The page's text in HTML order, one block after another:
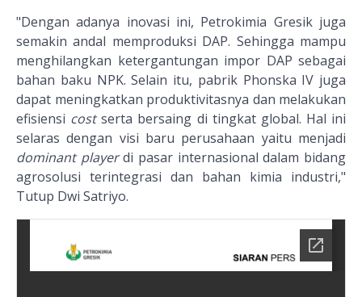
"Dengan adanya inovasi ini, Petrokimia Gresik juga
semakin andal memproduksi DAP. Sehingga mampu
menghilangkan ketergantungan impor DAP sebagai
bahan baku NPK. Selain itu, pabrik Phonska IV juga
dapat meningkatkan produktivitasnya dan melakukan
efisiensi costserta bersaing di tingkat global. Hal ini
selaras dengan visi baru perusahaan yaitu menjadi
dominant playerdi pasar internasional dalam bidang
agrosolusi terintegrasi dan bahan kimia industri,"
Tutup Dwi Satriyo.